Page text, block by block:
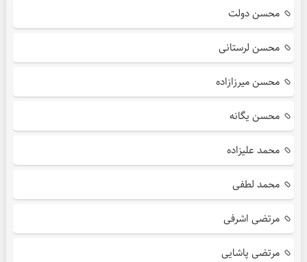
محسن دولت
محسن لرستانی
محسن میرزازاده
محسن یگانه
محمد علیزاده
محمد لطفی
مرتضی اشرفی
مرتضی پاشایی